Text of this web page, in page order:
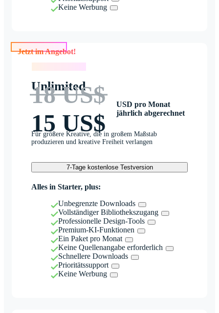
Keine Werbung
Jetzt im Angebot!
Unlimited
18 US$
15 US$
USD pro Monat
jährlich abgerechnet
Für größere Kreative, die in großem Maßstab
produzieren und kreative Freiheit verlangen
7-Tage kostenlose Testversion
Alles in Starter, plus:
Unbegrenzte Downloads
Vollständiger Bibliothekszugang
Professionelle Design-Tools
Premium-KI-Funktionen
Ein Paket pro Monat
Keine Quellenangabe erforderlich
Schnellere Downloads
Prioritätssupport
Keine Werbung